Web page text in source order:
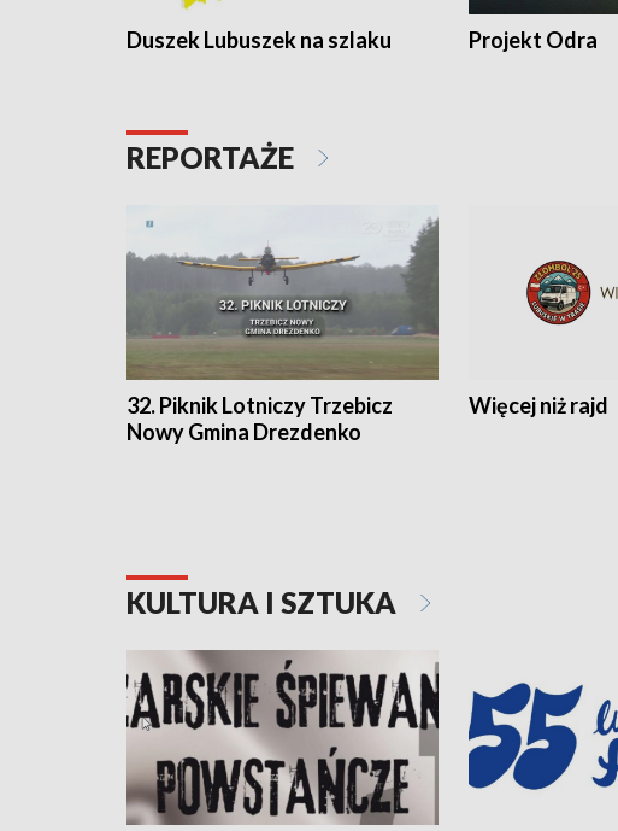
Duszek Lubuszek na szlaku Projekt Odra
REPORTAŻE
32. Piknik Lotniczy Trzebicz
Nowy Gmina Drezdenko
Więcej niż rajd
KULTURA I SZTUKA